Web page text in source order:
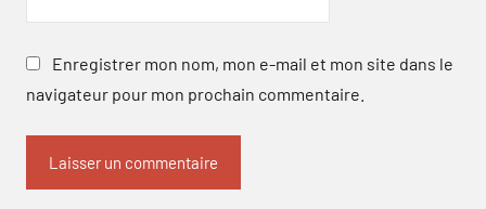
Enregistrer mon nom, mon e-mail et mon site dans le
navigateur pour mon prochain commentaire.